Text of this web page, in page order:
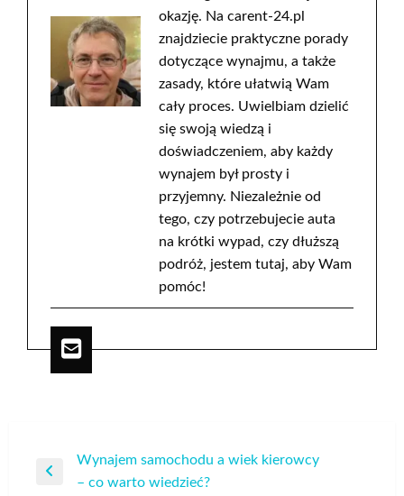
okazję. Na carent-24.pl
znajdziecie praktyczne porady
dotyczące wynajmu, a także
zasady, które ułatwią Wam
cały proces. Uwielbiam dzielić
się swoją wiedzą i
doświadczeniem, aby każdy
wynajem był prosty i
przyjemny. Niezależnie od
tego, czy potrzebujecie auta
na krótki wypad, czy dłuższą
podróż, jestem tutaj, aby Wam
pomóc!
Nawigacja
wpisu
Poprzedni
Wynajem samochodu a wiek kierowcy
– co warto wiedzieć?